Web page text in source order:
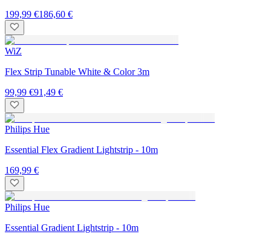
199,99 €186,60 €
WiZ
Flex Strip Tunable White & Color 3m
99,99 €91,49 €
Philips Hue
Essential Flex Gradient Lightstrip - 10m
169,99 €
Philips Hue
Essential Gradient Lightstrip - 10m